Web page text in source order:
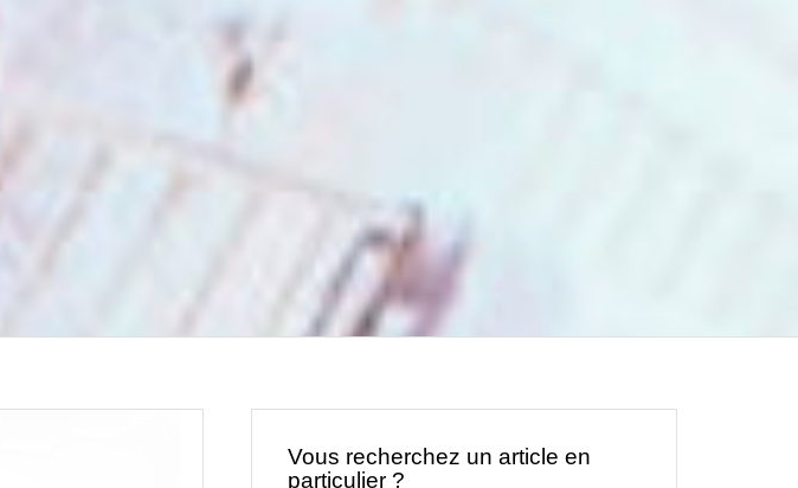
Vous recherchez un article en
particulier ?